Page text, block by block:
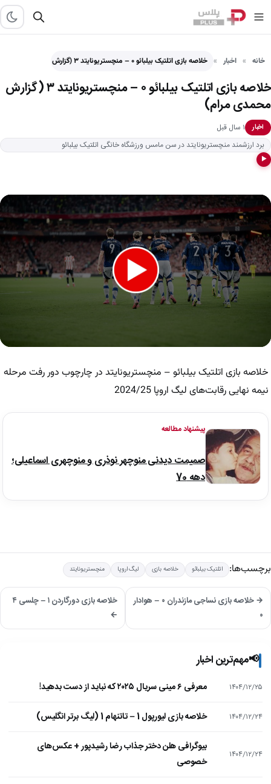
خانه اخبار خلاصه بازی اتلتیک بیلبائو ۰ – منچستریونایتد ۳ (گزارش محمدی…
خلاصه بازی اتلتیک بیلبائو ۰ – منچستریونایتد ۳ (گزارش
محمدی مرام)
اخبار
۱ سال قبل
برد ارزشمند منچستریونایتد در سن مامس ورزشگاه خانگی اتلتیک بیلبائو
▶
of
seconds
خلاصه بازی اتلتیک بیلبائو – منچستریونایتد در چارچوب دور رفت مرحله
نیمه نهایی رقابت‌های لیگ اروپا 2024/25
پیشنهاد مطالعه
صمیمت دیدنی منوچهر نوذری و منوچهری اسماعیلی؛
دهه 70
برچسب‌ها: اتلتیک بیلبائو خلاصه بازی لیگ اروپا منچستریونایتد
→ خلاصه بازی نساجی مازندران ۰ – هوادار
۰
خلاصه بازی دورگاردن ۱ – چلسی ۴
←
📢مهم‌ترین اخبار
۱۴۰۴/۱۲/۲۵ معرفی ۶ مینی سریال ۲۰۲۵ که نباید از دست بدهید!
۱۴۰۴/۱۲/۲۴ خلاصه بازی لیورپول 1 – تاتنهام 1 (لیگ برتر انگلیس)
۱۴۰۴/۱۲/۲۴
بیوگرافی هلن دختر جذاب رضا رشیدپور + عکس‌های
خصوصی